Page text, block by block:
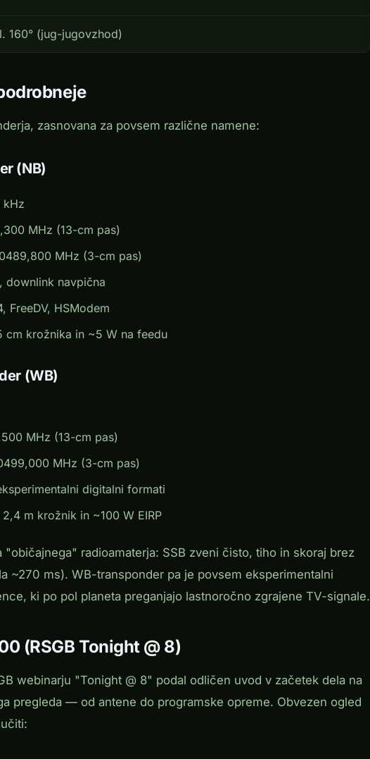
160° (jug-jugovzhod)
zasnovana za povsem različne namene:
(NB)
kHz
MHz (13-cm pas)
MHz (3-cm pas)
downlink navpična
FreeDV, HSModem
cm krožnika in ~5 W na feedu
(WB)
MHz (13-cm pas)
MHz (3-cm pas)
digitalni formati
m krožnik in ~100 W EIRP
radioamaterja: SSB zveni čisto, tiho in skoraj brez
~270 ms). WB-transponder pa je povsem eksperimentalni
ki po pol planeta preganjajo lastnoročno zgrajene TV-signale.
(RSGB Tonight @ 8)
webinarju "Tonight @ 8" podal odličen uvod v začetek dela na
pregleda — od antene do programske opreme. Obvezen ogled